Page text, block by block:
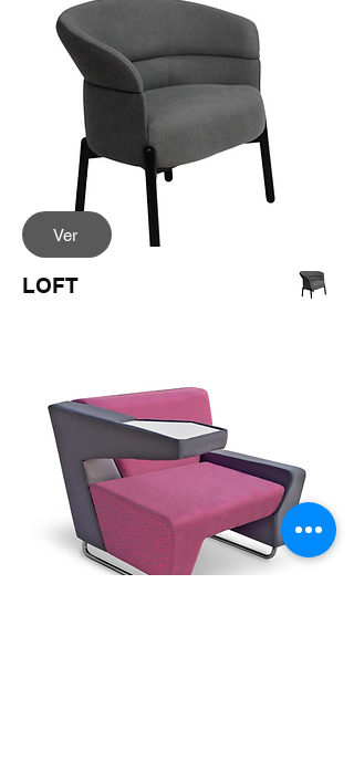
Ver
LOFT